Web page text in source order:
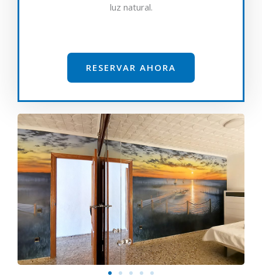
luz natural.
RESERVAR AHORA